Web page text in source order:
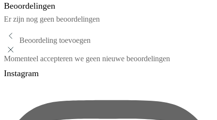
Beoordelingen
Er zijn nog geen beoordelingen
Beoordeling toevoegen
Momenteel accepteren we geen nieuwe beoordelingen
Instagram